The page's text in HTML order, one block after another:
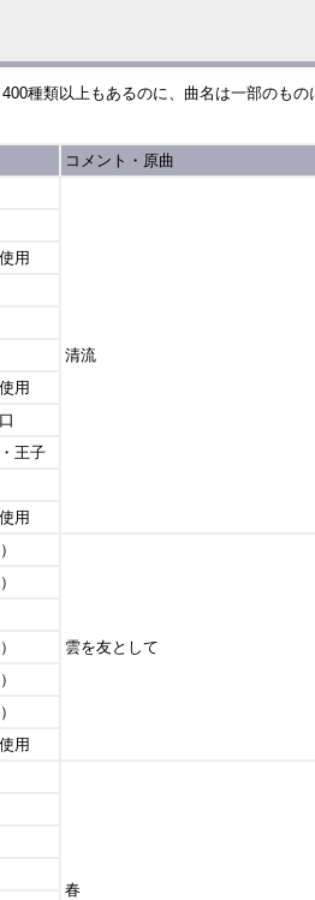
種類以上もあるのに、曲名は一部のも
コメント・原曲
清流
用
用
王子
用
雲を友として
用
春